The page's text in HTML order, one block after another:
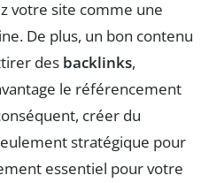
votre site comme une
De plus, un bon contenu
des backlinks,
le référencement
créer du
stratégique pour
essentiel pour votre